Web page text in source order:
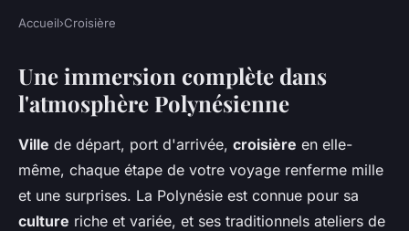
Peut-on trouver des croisières
proposant des ateliers de
fabrication de bijoux en
coquillages en Polynésie?
Adrien 22 mai 2024 5 min de lecture
Accueil›Croisière
Une immersion complète dans
l'atmosphère Polynésienne
Ville de départ, port d'arrivée, croisière en elle-
même, chaque étape de votre voyage renferme mille
et une surprises. La Polynésie est connue pour sa
culture riche et variée, et ses traditionnels ateliers de